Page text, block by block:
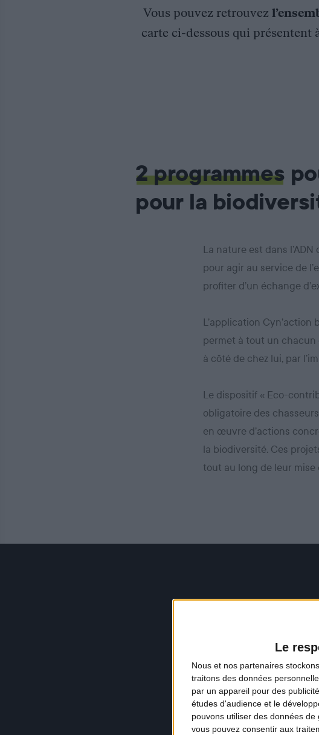
Le
Nous et nos partenaires
traitons des données
par un appareil pour des
études d'audience et le
pouvons utiliser des données de
vous pouvez consentir aux
Vous pouvez retrouvez
carte ci-dessous qui
2 programmes
pour la
La nature est dans
pour agir au service de
profiter d’un échange
L’application Cyn’action
permet à tout un chacun
à côté de chez lui, par
Le dispositif « Eco-
obligatoire des
en œuvre d’actions
la biodiversité. Ces
tout au long de leur